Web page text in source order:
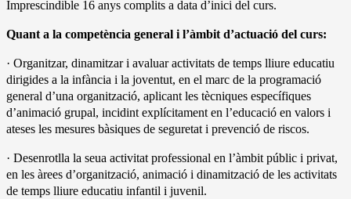
Imprescindible 16 anys complits a data d’inici del curs.
Quant a la competència general i l’àmbit d’actuació del curs:
· Organitzar, dinamitzar i avaluar activitats de temps lliure educatiu
dirigides a la infància i la joventut, en el marc de la programació
general d’una organització, aplicant les tècniques específiques
d’animació grupal, incidint explícitament en l’educació en valors i
ateses les mesures bàsiques de seguretat i prevenció de riscos.
· Desenrotlla la seua activitat professional en l’àmbit públic i privat,
en les àrees d’organització, animació i dinamització de les activitats
de temps lliure educatiu infantil i juvenil.